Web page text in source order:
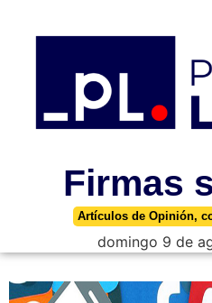
Firmas
Artículos de Opinión,
domingo 9 de